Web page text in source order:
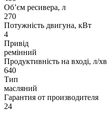
Об’єм ресивера, л
270
Потужність двигуна, кВт
4
Привід
ремінний
Продуктивність на вході, л/хв
640
Тип
масляний
Гарантия от производителя
24